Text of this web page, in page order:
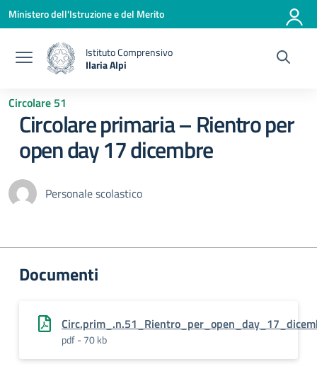
Vai ai contenuti
Vai al menu di navigazione
Vai al footer
Ministero dell'Istruzione e del Merito
Istituto Comprensivo
Ilaria Alpi
Circolare 51
Circolare primaria – Rientro per
open day 17 dicembre
Personale scolastico
Documenti
pdf - 70 kb